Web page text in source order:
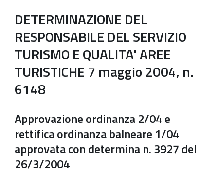
DETERMINAZIONE DEL
RESPONSABILE DEL SERVIZIO
TURISMO E QUALITA' AREE
TURISTICHE 7 maggio 2004, n.
6148
Approvazione ordinanza 2/04 e
rettifica ordinanza balneare 1/04
approvata con determina n. 3927 del
26/3/2004